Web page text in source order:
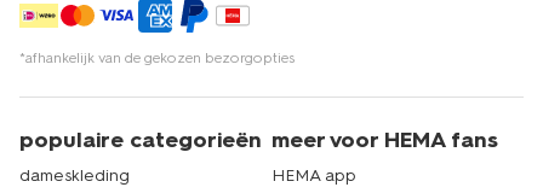
*afhankelijk van de gekozen bezorgopties
populaire categorieën
dameskleding
meer voor HEMA fans
HEMA app